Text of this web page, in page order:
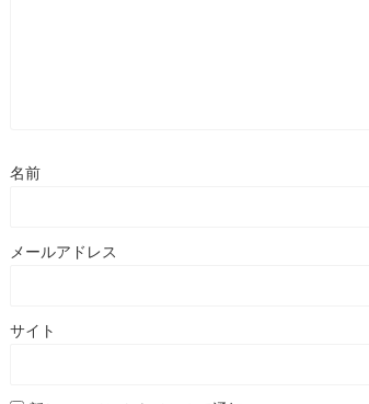
名前
メールアドレス
サイト